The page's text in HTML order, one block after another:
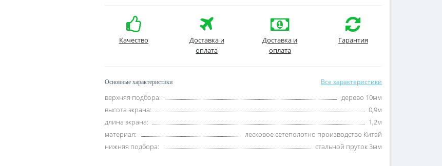
Качество
Доставка и
оплата
Доставка и
оплата
Гарантия
Основные характеристики Все характеристики
верхняя подбора:
дерево 10мм
высота экрана:
0,9м
длина экрана:
1,2м
материал:
лесковое сетеполотно производство Китай
нижняя подбора:
стальной пруток 3мм